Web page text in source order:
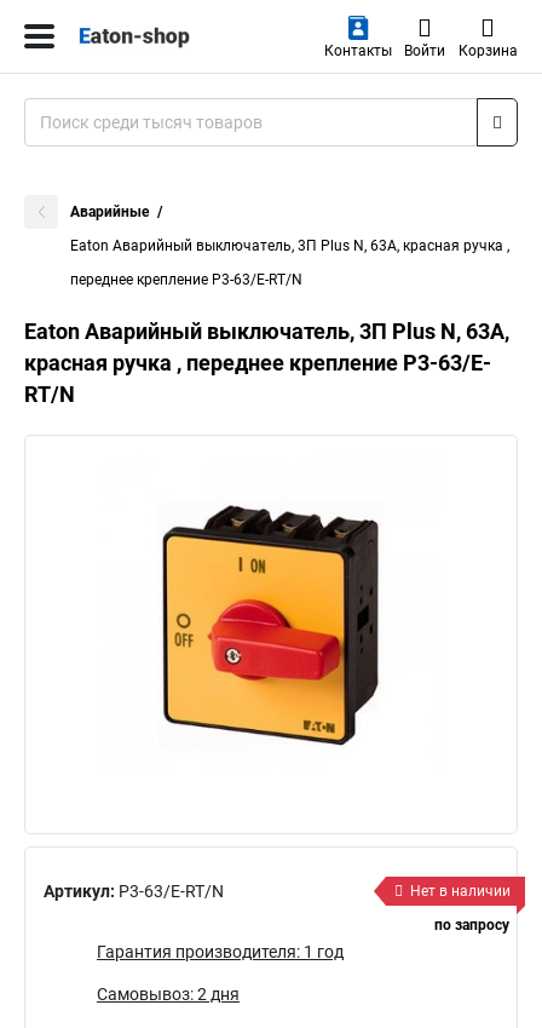
Контакты Войти Корзина
Аварийные
Eaton Аварийный выключатель, 3П Plus N, 63А, красная ручка ,
переднее крепление P3-63/E-RT/N
Eaton Аварийный выключатель, 3П Plus N, 63А,
красная ручка , переднее крепление P3-63/E-
RT/N
Артикул: P3-63/E-RT/N
Нет в наличии
по запросу
Гарантия производителя: 1 год
Самовывоз: 2 дня